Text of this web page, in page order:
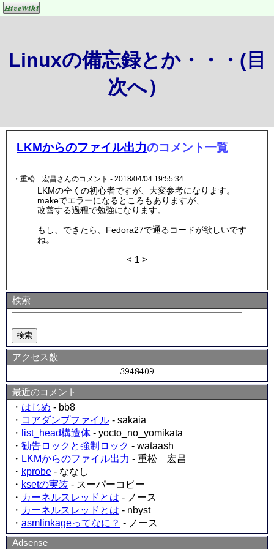
Linuxの備忘録とか・・・(目
次へ）
LKMからのファイル出力のコメント一覧
・重松 宏昌さんのコメント - 2018/04/04 19:55:34
LKMの全くの初心者ですが、大変参考になります。
makeでエラーになるところもありますが、
改善する過程で勉強になります。
もし、できたら、Fedora27で通るコードが欲しいです
ね。
< 1 >
検索
アクセス数
最近のコメント
・ はじめ - bb8
・ コアダンプファイル - sakaia
・
list_head構造体 - yocto_no_yomikata
・ 勧告ロックと強制ロック - wataash
・ LKMからのファイル出力 - 重松 宏昌
・ kprobe - ななし
・ ksetの実装 - スーパーコピー
・ カーネルスレッドとは - ノース
・ カーネルスレッドとは - nbyst
・ asmlinkageってなに？ - ノース
Adsense